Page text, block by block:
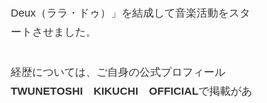
Deux（ララ・ドゥ）」を結成して音楽活動をスタ
ートさせました。
経歴については、ご自身の公式プロフィール
TWUNETOSHI KIKUCHI OFFICIALで掲載があ